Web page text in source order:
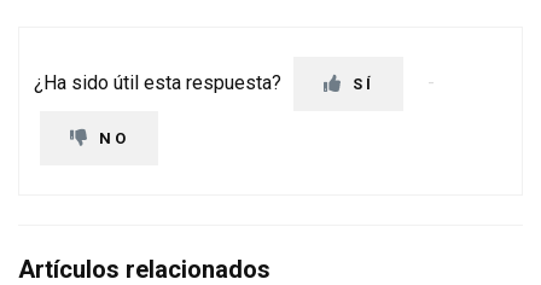
¿Ha sido útil esta respuesta? SÍ
NO
Artículos relacionados